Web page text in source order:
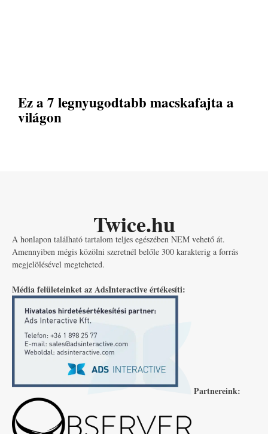
Ez a 7 legnyugodtabb macskafajta a
világon
Twice.hu
A honlapon található tartalom teljes egészében NEM vehető át.
Amennyiben mégis közölni szeretnél belőle 300 karakterig a forrás
megjelölésével megteheted.
Média felületeinket az AdsInteractive értékesíti:
Partnereink: